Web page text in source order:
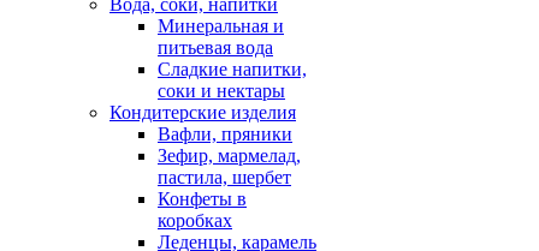
Вода, соки, напитки
Минеральная и
питьевая вода
Сладкие напитки,
соки и нектары
Кондитерские изделия
Вафли, пряники
Зефир, мармелад,
пастила, шербет
Конфеты в
коробках
Леденцы, карамель